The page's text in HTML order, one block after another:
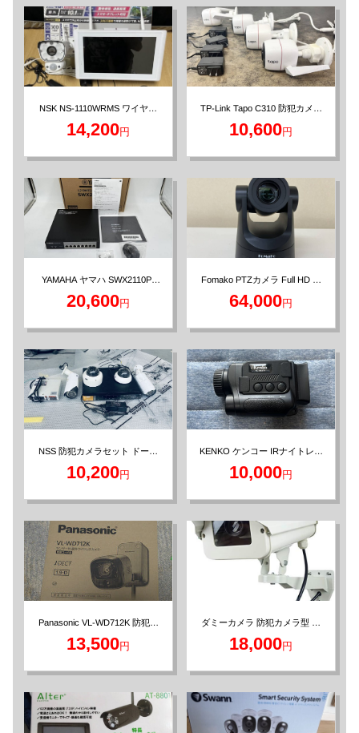
NSK NS-1110WRMS ワイヤレ
14,200円
TP-Link Tapo C310 防犯カメラ
10,600円
YAMAHA ヤマハ SWX2110P-
20,600円
Fomako PTZカメラ Full HD 光
64,000円
NSS 防犯カメラセット ドーム
10,200円
KENKO ケンコー IRナイトレコ
カメラ
10,000円
Panasonic VL-WD712K 防犯カ
13,500円
ダミーカメラ 防犯カメラ型 赤
18,000円